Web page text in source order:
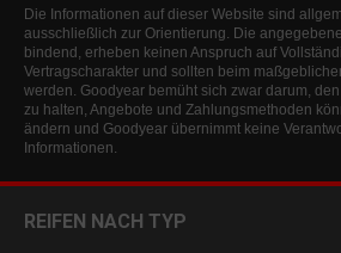
Die Informationen auf dieser Website sind
ausschließlich zur Orientierung. Die
bindend, erheben keinen Anspruch auf
Vertragscharakter und sollten beim
werden. Goodyear bemüht sich zwar darum, den
zu halten, Angebote und Zahlungsmethoden
ändern und Goodyear übernimmt keine
Informationen.
REIFEN NACH TYP